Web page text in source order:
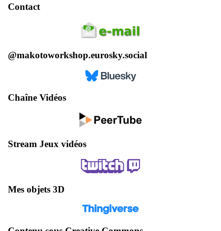
Contact
@makotoworkshop.eurosky.social
Chaîne Vidéos
Stream Jeux vidéos
Mes objets 3D